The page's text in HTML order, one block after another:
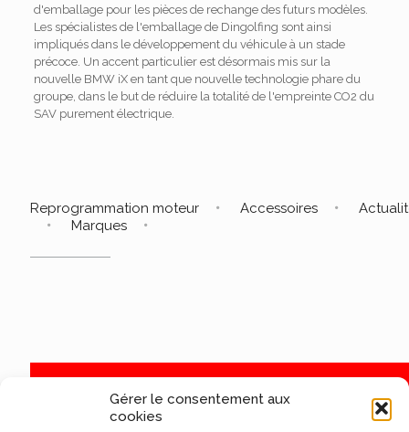
Gérer le consentement aux
cookies
d'emballage pour les pièces de rechange des futurs modèles.
Les spécialistes de l'emballage de Dingolfing sont ainsi
impliqués dans le développement du véhicule à un stade
précoce. Un accent particulier est désormais mis sur la
nouvelle BMW iX en tant que nouvelle technologie phare du
groupe, dans le but de réduire la totalité de l'empreinte CO2 du
SAV purement électrique.
Reprogrammation moteur Accessoires
Marques